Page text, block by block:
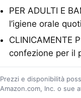
PER ADULTI E
l’igiene orale
CLINICAMENTE
confezione per il
Prezzi e disponibilità
Amazon.com, Inc. o sue